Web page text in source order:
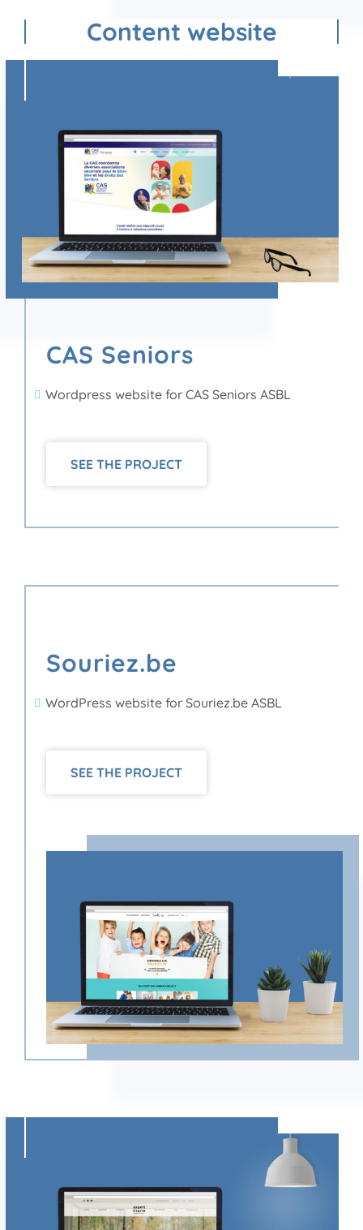
Content website
CAS Seniors
Wordpress website for CAS Seniors ASBL
SEE THE PROJECT
Souriez.be
WordPress website for Souriez.be ASBL
SEE THE PROJECT